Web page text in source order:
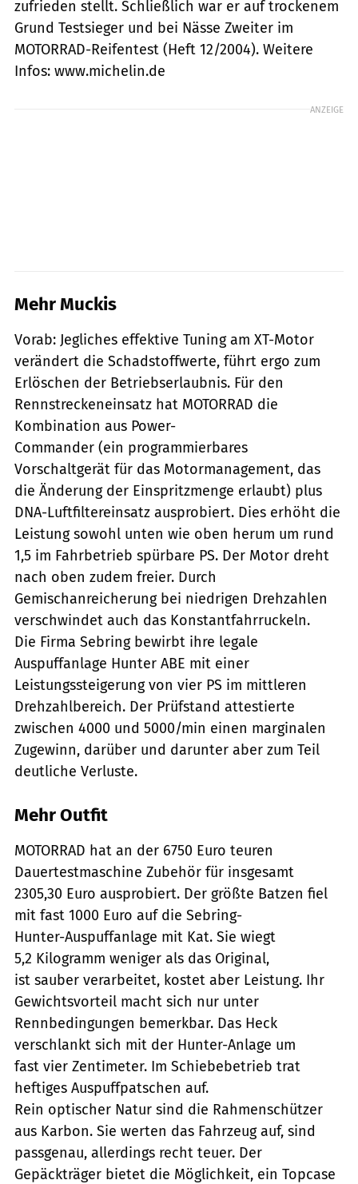
zufrieden stellt. Schließlich war er auf trockenem
Grund Testsieger und bei Nässe Zweiter im
MOTORRAD-Reifentest (Heft 12/2004). Weitere
Infos: www.michelin.de
ANZEIGE
Mehr Muckis
Vorab: Jegliches effektive Tuning am XT-Motor
verändert die Schadstoffwerte, führt ergo zum
Erlöschen der Betriebserlaubnis. Für den
Rennstreckeneinsatz hat MOTORRAD die
Kombination aus Power-
Commander (ein programmierbares
Vorschaltgerät für das Motormanagement, das
die Änderung der Einspritzmenge erlaubt) plus
DNA-Luftfiltereinsatz ausprobiert. Dies erhöht die
Leistung sowohl unten wie oben herum um rund
1,5 im Fahrbetrieb spürbare PS. Der Motor dreht
nach oben zudem freier. Durch
Gemischanreicherung bei niedrigen Drehzahlen
verschwindet auch das Konstantfahrruckeln.
Die Firma Sebring bewirbt ihre legale
Auspuffanlage Hunter ABE mit einer
Leistungssteigerung von vier PS im mittleren
Drehzahlbereich. Der Prüfstand attestierte
zwischen 4000 und 5000/min einen marginalen
Zugewinn, darüber und darunter aber zum Teil
deutliche Verluste.
Mehr Outfit
MOTORRAD hat an der 6750 Euro teuren
Dauertestmaschine Zubehör für insgesamt
2305,30 Euro ausprobiert. Der größte Batzen fiel
mit fast 1000 Euro auf die Sebring-
Hunter-Auspuffanlage mit Kat. Sie wiegt
5,2 Kilogramm weniger als das Original,
ist sauber verarbeitet, kostet aber Leistung. Ihr
Gewichtsvorteil macht sich nur unter
Rennbedingungen bemerkbar. Das Heck
verschlankt sich mit der Hunter-Anlage um
fast vier Zentimeter. Im Schiebebetrieb trat
heftiges Auspuffpatschen auf.
Rein optischer Natur sind die Rahmenschützer
aus Karbon. Sie werten das Fahrzeug auf, sind
passgenau, allerdings recht teuer. Der
Gepäckträger bietet die Möglichkeit, ein Topcase